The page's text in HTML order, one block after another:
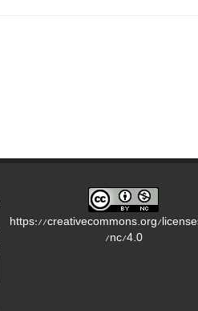
https://creativecommons.org/
nc/4.0/